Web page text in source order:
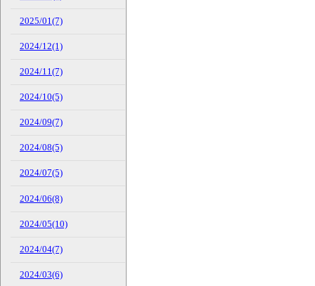
2025/01(7)
2024/12(1)
2024/11(7)
2024/10(5)
2024/09(7)
2024/08(5)
2024/07(5)
2024/06(8)
2024/05(10)
2024/04(7)
2024/03(6)